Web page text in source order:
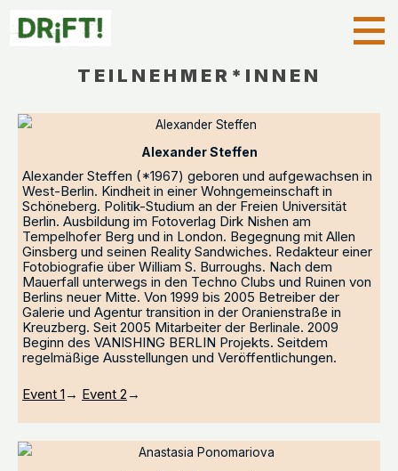
TEILNEHMER*INNEN
Alexander Steffen
Alexander Steffen (*1967) geboren und aufgewachsen in
West-Berlin. Kindheit in einer Wohngemeinschaft in
Schöneberg. Politik-Studium an der Freien Universität
Berlin. Ausbildung im Fotoverlag Dirk Nishen am
Tempelhofer Berg und in London. Begegnung mit Allen
Ginsberg und seinen Reality Sandwiches. Redakteur einer
Fotobiografie über William S. Burroughs. Nach dem
Mauerfall unterwegs in den Techno Clubs und Ruinen von
Berlins neuer Mitte. Von 1999 bis 2005 Betreiber der
Galerie und Agentur transition in der Oranienstraße in
Kreuzberg. Seit 2005 Mitarbeiter der Berlinale. 2009
Beginn des VANISHING BERLIN Projekts. Seitdem
regelmäßige Ausstellungen und Veröffentlichungen.
Event 1 → Event 2 →